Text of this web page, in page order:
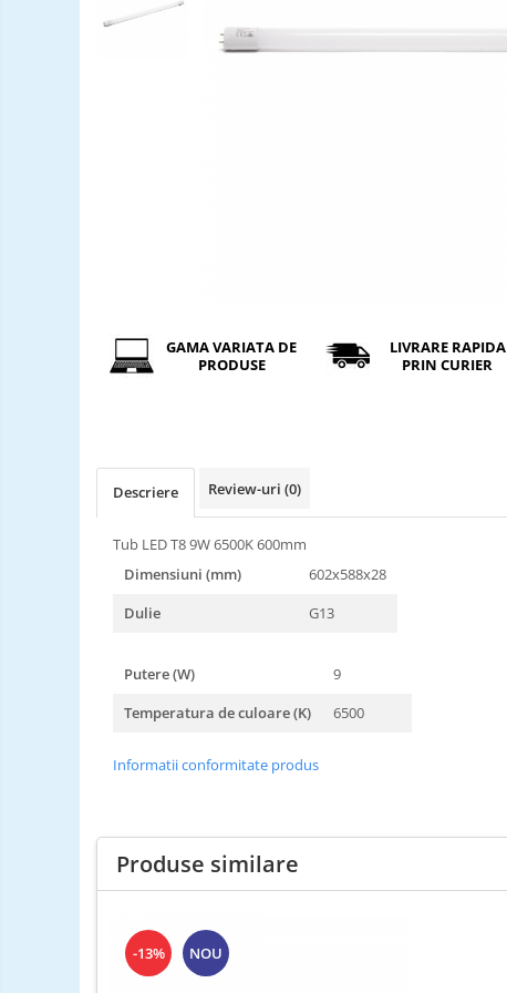
Incarcatori ac. stationari
GAMA VARIATA DE
PRODUSE
LIVRARE RAPIDA
PRIN CURIER
Descriere Review-uri (0)
Tub LED T8 9W 6500K 600mm
Dimensiuni (mm)
602x588x28
Dulie
G13
Putere (W)
9
Temperatura de culoare (K)
6500
Informatii conformitate produs
Produse similare
-13% NOU